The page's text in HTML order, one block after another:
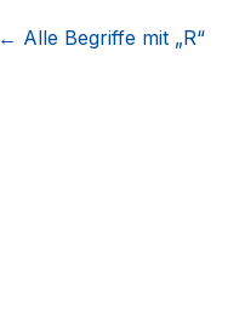
← Alle Begriffe mit „R“